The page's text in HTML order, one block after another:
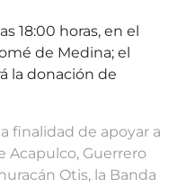
18:00 horas, en el
de Medina; el
la donación de
finalidad de apoyar a
Acapulco, Guerrero
Otis, la Banda